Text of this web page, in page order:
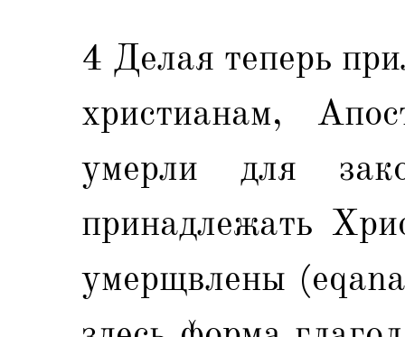
4 Делая теперь
христианам,
умерли для
принадлежать
умерщвлены